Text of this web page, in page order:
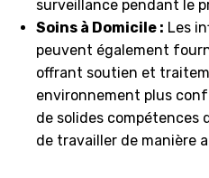
surveillance pendant le
Soins à Domicile : Les
peuvent également
offrant soutien et
environnement plus
de solides compétences
de travailler de manière